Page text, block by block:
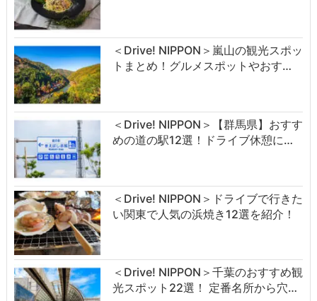
＜Drive! NIPPON＞嵐山の観光スポッ
トまとめ！グルメスポットやおす…
＜Drive! NIPPON＞【群馬県】おすす
めの道の駅12選！ドライブ休憩に…
＜Drive! NIPPON＞ドライブで行きた
い関東で人気の浜焼き12選を紹介！
＜Drive! NIPPON＞千葉のおすすめ観
光スポット22選！ 定番名所から穴…